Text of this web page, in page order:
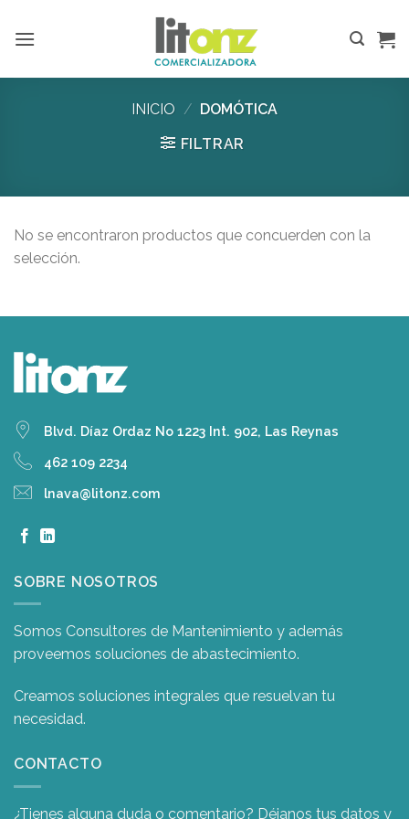
INICIO / DOMÓTICA
FILTRAR
No se encontraron productos que concuerden con la
selección.
Blvd. Díaz Ordaz No 1223 Int. 902, Las Reynas
462 109 2234
lnava@litonz.com
SOBRE NOSOTROS
Somos Consultores de Mantenimiento y además
proveemos soluciones de abastecimiento.
Creamos soluciones integrales que resuelvan tu
necesidad.
CONTACTO
¿Tienes alguna duda o comentario? Déjanos tus datos y